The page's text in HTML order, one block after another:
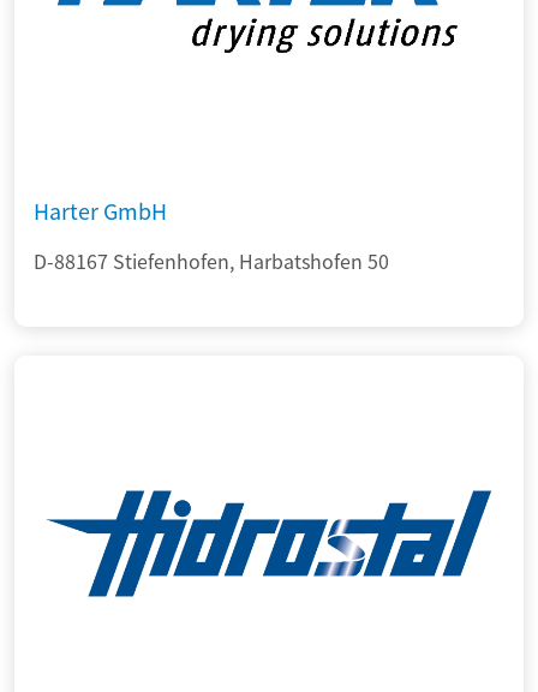
Harter GmbH
D-88167 Stiefenhofen, Harbatshofen 50